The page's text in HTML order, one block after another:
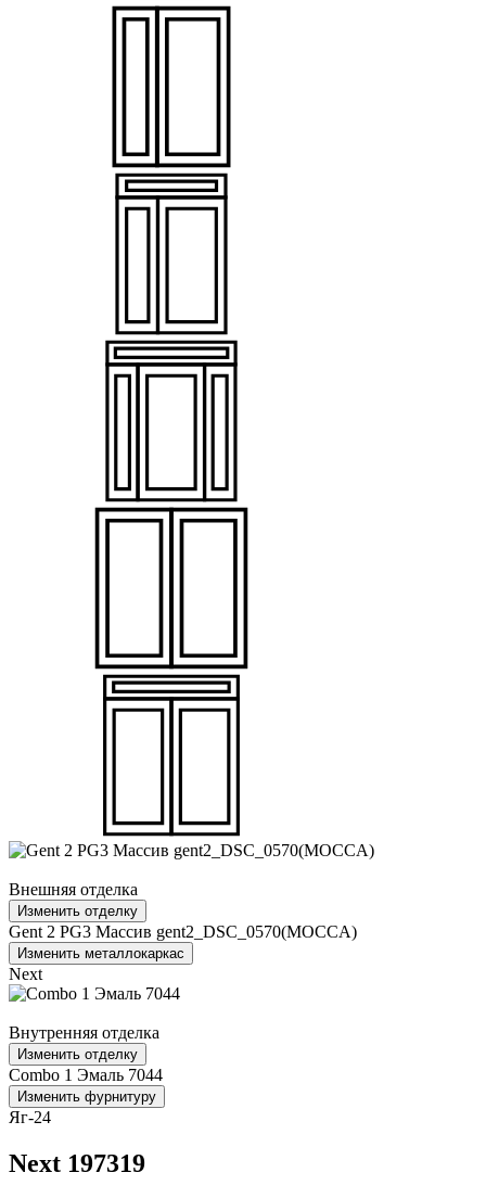
Внешняя отделка
Изменить отделку
Gent 2 PG3 Массив gent2_DSC_0570(MOCCA)
Изменить металлокаркас
Next
Внутренняя отделка
Изменить отделку
Combo 1 Эмаль 7044
Изменить фурнитуру
Яг-24
Next 197319